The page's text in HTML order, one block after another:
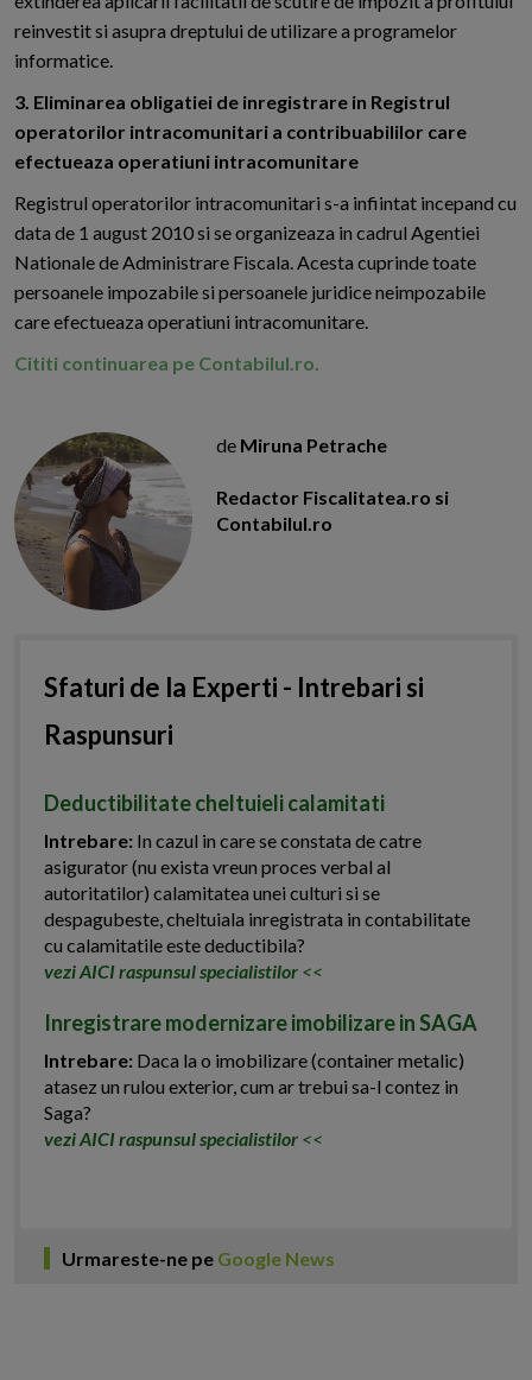
reinvestit si asupra dreptului de utilizare a programelor
informatice.
3. Eliminarea obligatiei de inregistrare in Registrul
operatorilor intracomunitari a contribuabililor care
efectueaza operatiuni intracomunitare
Registrul operatorilor intracomunitari s-a infiintat incepand cu
data de 1 august 2010 si se organizeaza in cadrul Agentiei
Nationale de Administrare Fiscala. Acesta cuprinde toate
persoanele impozabile si persoanele juridice neimpozabile
care efectueaza operatiuni intracomunitare.
Cititi continuarea pe Contabilul.ro.
de Miruna Petrache
Redactor Fiscalitatea.ro si
Contabilul.ro
Sfaturi de la Experti - Intrebari si
Raspunsuri
Deductibilitate cheltuieli calamitati
Intrebare: In cazul in care se constata de catre
asigurator (nu exista vreun proces verbal al
autoritatilor) calamitatea unei culturi si se
despagubeste, cheltuiala inregistrata in contabilitate
cu calamitatile este deductibila?
vezi AICI raspunsul specialistilor <<
Inregistrare modernizare imobilizare in SAGA
Intrebare: Daca la o imobilizare (container metalic)
atasez un rulou exterior, cum ar trebui sa-l contez in
Saga?
vezi AICI raspunsul specialistilor <<
Urmareste-ne pe Google News